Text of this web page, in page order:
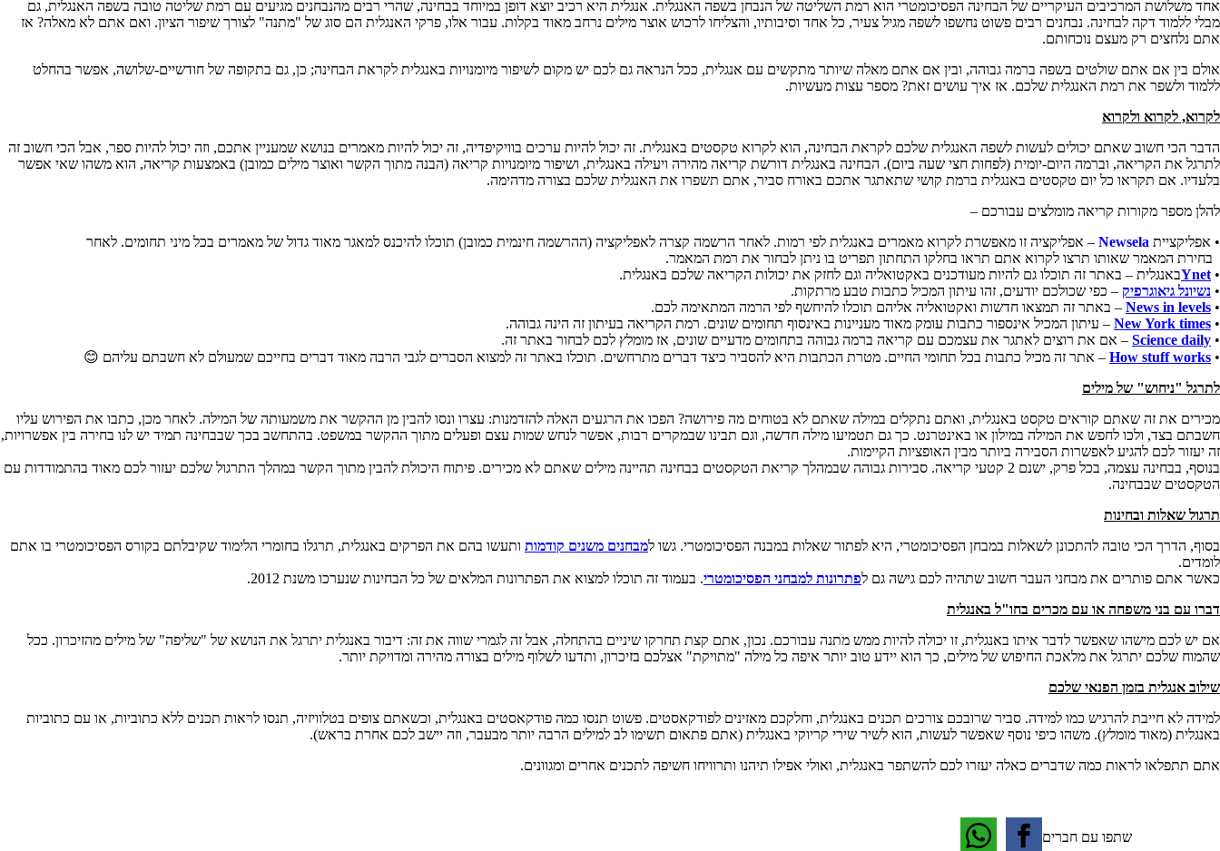
אחד משלושת המרכיבים העיקריים של הבחינה הפסיכומטרי הוא רמת השליטה של הנבחן בשפה האנגלית. אנגלית היא רכיב יוצא דופן במיוחד בבחינה, שהרי רבים מהנבחנים מגיעים עם רמת שליטה טובה בשפה האנגלית, גם
מבלי ללמוד דקה לבחינה. נבחנים רבים פשוט נחשפו לשפה מגיל צעיר, כל אחד וסיבותיו, והצליחו לרכוש אוצר מילים נרחב מאוד בקלות. עבור אלו, פרקי האנגלית הם סוג של "מתנה" לצורך שיפור הציון. ואם אתם לא מאלה? אז
אתם נלחצים רק מעצם נוכחותם.
אולם בין אם אתם שולטים בשפה ברמה גבוהה, ובין אם אתם מאלה שיותר מתקשים עם אנגלית, ככל הנראה גם לכם יש מקום לשיפור מיומנויות באנגלית לקראת הבחינה; כן, גם בתקופה של חודשיים-שלושה, אפשר בהחלט
ללמוד ולשפר את רמת האנגלית שלכם. אז איך עושים זאת? מספר עצות מעשיות.
לקרוא, לקרוא ולקרוא
הדבר הכי חשוב שאתם יכולים לעשות לשפה האנגלית שלכם לקראת הבחינה, הוא לקרוא טקסטים באנגלית. זה יכול להיות ערכים בוויקיפדיה, זה יכול להיות מאמרים בנושא שמעניין אתכם, וזה יכול להיות ספר, אבל הכי חשוב זה
לתרגל את הקריאה, וברמה היום-יומית (לפחות חצי שעה ביום). הבחינה באנגלית דורשת קריאה מהירה ויעילה באנגלית, ושיפור מיומנויות קריאה (הבנה מתוך הקשר ואוצר מילים כמובן) באמצעות קריאה, הוא משהו שאי אפשר
בלעדיו. אם תקראו כל יום טקסטים באנגלית ברמת קושי שתאתגר אתכם באורח סביר, אתם תשפרו את האנגלית שלכם בצורה מדהימה.
להלן מספר מקורות קריאה מומלצים עבורכם –
• אפליקציית Newsela – אפליקציה זו מאפשרת לקרוא מאמרים באנגלית לפי רמות. לאחר הרשמה קצרה לאפליקציה (ההרשמה חינמית כמובן) תוכלו להיכנס למאגר מאוד גדול של מאמרים בכל מיני תחומים. לאחר
בחירת המאמר שאותו תרצו לקרוא אתם תראו בחלקו התחתון תפריט בו ניתן לבחור את רמת המאמר.
•
Ynetבאנגלית – באתר זה תוכלו גם להיות מעודכנים באקטואליה וגם לחזק את יכולות הקריאה שלכם באנגלית.
• נשיונל גיאוגרפיק – כפי שכולכם יודעים, זהו עיתון המכיל כתבות טבע מרתקות.
•
News in levels – באתר זה תמצאו חדשות ואקטואליה אליהם תוכלו להיחשף לפי הרמה המתאימה לכם.
•
New York times – עיתון המכיל אינספור כתבות עומק מאוד מעניינות באינסוף תחומים שונים. רמת הקריאה בעיתון זה הינה גבוהה.
•
Science daily – אם את רוצים לאתגר את עצמכם עם קריאה ברמה גבוהה בתחומים מדעיים שונים, אז מומלץ לכם לבחור באתר זה.
•
How stuff works – אתר זה מכיל כתבות בכל תחומי החיים. מטרת הכתבות היא להסביר כיצד דברים מתרחשים. תוכלו באתר זה למצוא הסברים לגבי הרבה מאוד דברים בחייכם שמעולם לא חשבתם עליהם 😊
לתרגל "ניחוש" של מילים
מכירים את זה שאתם קוראים טקסט באנגלית, ואתם נתקלים במילה שאתם לא בטוחים מה פירושה? הפכו את הרגעים האלה להזדמנות: עצרו ונסו להבין מן ההקשר את משמעותה של המילה. לאחר מכן, כתבו את הפירוש עליו
חשבתם בצד, ולכו לחפש את המילה במילון או באינטרנט. כך גם תטמיעו מילה חדשה, וגם תבינו שבמקרים רבות, אפשר לנחש שמות עצם ופעלים מתוך ההקשר במשפט. בהתחשב בכך שבבחינה תמיד יש לנו בחירה בין אפשרויות,
זה יעזור לכם להגיע לאפשרות הסבירה ביותר מבין האופציות הקיימות.
בנוסף, בבחינה עצמה, בכל פרק, ישנם 2 קטעי קריאה. סבירות גבוהה שבמהלך קריאת הטקסטים בבחינה תהיינה מילים שאתם לא מכירים. פיתוח היכולת להבין מתוך הקשר במהלך התרגול שלכם יעזור לכם מאוד בהתמודדות עם
הטקסטים שבבחינה.
תרגול שאלות ובחינות
בסוף, הדרך הכי טובה להתכונן לשאלות במבחן הפסיכומטרי, היא לפתור שאלות במבנה הפסיכומטרי. גשו למבחנים משנים קודמות ותעשו בהם את הפרקים באנגלית, תרגלו בחומרי הלימוד שקיבלתם בקורס הפסיכומטרי בו אתם
לומדים.
כאשר אתם פותרים את מבחני העבר חשוב שתהיה לכם גישה גם לפתרונות למבחני הפסיכומטרי. בעמוד זה תוכלו למצוא את הפתרונות המלאים של כל הבחינות שנערכו משנת 2012.
דברו עם בני משפחה או עם מכרים בחו"ל באנגלית
אם יש לכם מישהו שאפשר לדבר איתו באנגלית, זו יכולה להיות ממש מתנה עבורכם. נכון, אתם קצת תחרקו שיניים בהתחלה, אבל זה לגמרי שווה את זה: דיבור באנגלית יתרגל את הנושא של "שליפה" של מילים מהזיכרון. ככל
שהמוח שלכם יתרגל את מלאכת החיפוש של מילים, כך הוא יידע טוב יותר איפה כל מילה "מתויקת" אצלכם בזיכרון, ותדעו לשלוף מילים בצורה מהירה ומדויקת יותר.
שילוב אנגלית בזמן הפנאי שלכם
למידה לא חייבת להרגיש כמו למידה. סביר שרובכם צורכים תכנים באנגלית, וחלקכם מאזינים לפודקאסטים. פשוט תנסו כמה פודקאסטים באנגלית, וכשאתם צופים בטלוויזיה, תנסו לראות תכנים ללא כתוביות, או עם כתוביות
באנגלית (מאוד מומלץ). משהו כיפי נוסף שאפשר לעשות, הוא לשיר שירי קריוקי באנגלית (אתם פתאום תשימו לב למילים הרבה יותר מבעבר, וזה יישב לכם אחרת בראש).
אתם תתפלאו לראות כמה שדברים כאלה יעזרו לכם להשתפר באנגלית, ואולי אפילו תיהנו ותרוויחו חשיפה לתכנים אחרים ומגוונים.
שתפו עם חברים